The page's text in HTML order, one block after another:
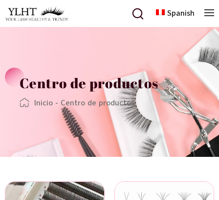
Spanish
Centro de productos
Inicio - Centro de productos